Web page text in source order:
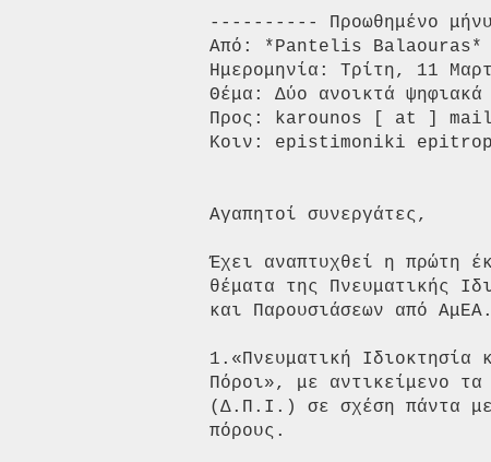
---------- Προωθημένο
Από: *Pantelis
Ημερομηνία: Τρίτη, 11
Θέμα: Δύο ανοικτά ψηφιακά
Προς: karounos [ at ]
Κοιν: epistimoniki
Αγαπητοί συνεργάτες,
Έχει αναπτυχθεί η πρώτη
θέματα της Πνευματικής
και Παρουσιάσεων από
1.«Πνευματική Ιδιοκτησία
Πόροι», με αντικείμενο τα
(Δ.Π.Ι.) σε σχέση πάντα με
πόρους.